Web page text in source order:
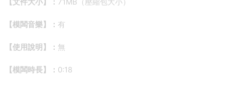
【文件大小】： 71MB（壓縮包大小）
【模闆音樂】： 有
【使用說明】： 無
【模闆時長】： 0:18